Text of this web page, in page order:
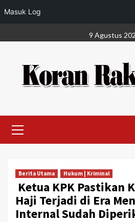
Masuk Log
to
9 Agustus
Menu
Berita Utama Hukum | Kriminal
Ketua KPK Pastikan
Haji Terjadi di Era
Internal Sudah